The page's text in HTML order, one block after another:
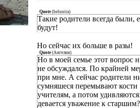
Quote (belunita)
Такие родители всегда были,
будут!
Но сейчас их больше в разы!
Quote (Ангелин)
Но в моей семье этот вопрос
не обсуждался. По крайней
при мне. А сейчас родители
сумняшеся перемывают кости
учителям, а потом
девается уважение к старшим?